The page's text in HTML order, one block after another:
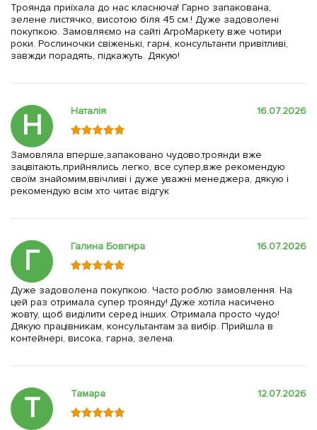
Троянда приїхала до нас класнюча! Гарно запакована,
зелене листячко, висотою біля 45 см.! Дуже задоволені
покупкою. Замовляємо на сайті АгроМаркету вже чотири
роки. Рослиночки свіженькі, гарні, консультанти привітливі,
завжди порадять, підкажуть. Дякую!
Н Наталія 16.07.2026
Замовляла вперше,запаковано чудово,троянди вже
зацвітають,прийнялись легко, все супер,вже рекомендую
своїм знайомим,ввічливі і дуже уважні менеджера, дякую і
рекомендую всім хто читає відгук
Г Галина Бовгира 16.07.2026
Дуже задоволена покупкою. Часто роблю замовлення. На
цей раз отримала супер троянду! Дуже хотіла насичено
жовту, щоб виділити серед інших. Отримала просто чудо!
Дякую працівникам, консультантам за вибір. Прийшла в
контейнері, висока, гарна, зелена.
Т Тамара 12.07.2026